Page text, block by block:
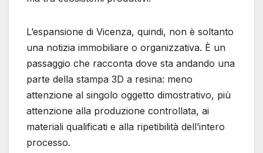
L’espansione di Vicenza, quindi, non è soltanto
una notizia immobiliare o organizzativa. È un
passaggio che racconta dove sta andando una
parte della stampa 3D a resina: meno
attenzione al singolo oggetto dimostrativo, più
attenzione alla produzione controllata, ai
materiali qualificati e alla ripetibilità dell’intero
processo.